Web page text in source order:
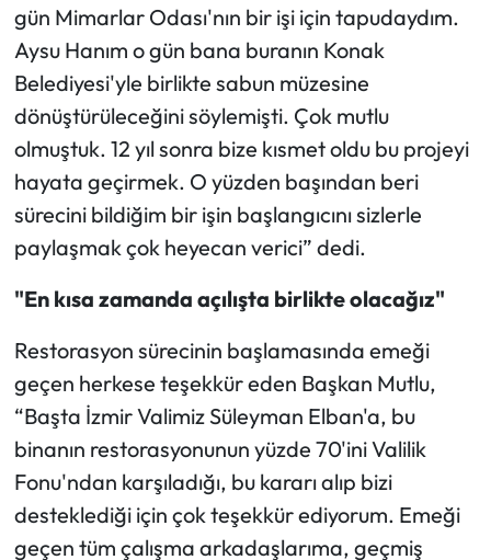
gün Mimarlar Odası'nın bir işi için tapudaydım.
Aysu Hanım o gün bana buranın Konak
Belediyesi'yle birlikte sabun müzesine
dönüştürüleceğini söylemişti. Çok mutlu
olmuştuk. 12 yıl sonra bize kısmet oldu bu projeyi
hayata geçirmek. O yüzden başından beri
sürecini bildiğim bir işin başlangıcını sizlerle
paylaşmak çok heyecan verici” dedi.
"En kısa zamanda açılışta birlikte olacağız"
Restorasyon sürecinin başlamasında emeği
geçen herkese teşekkür eden Başkan Mutlu,
“Başta İzmir Valimiz Süleyman Elban'a, bu
binanın restorasyonunun yüzde 70'ini Valilik
Fonu'ndan karşıladığı, bu kararı alıp bizi
desteklediği için çok teşekkür ediyorum. Emeği
geçen tüm çalışma arkadaşlarıma, geçmiş